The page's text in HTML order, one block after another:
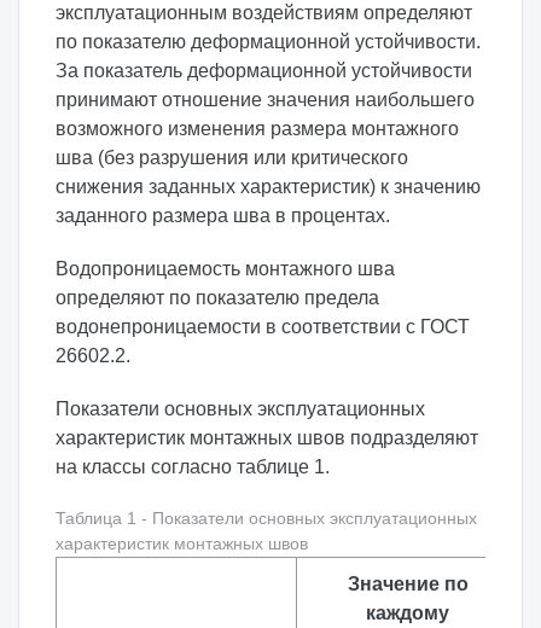
эксплуатационным воздействиям определяют
по показателю деформационной устойчивости.
За показатель деформационной устойчивости
принимают отношение значения наибольшего
возможного изменения размера монтажного
шва (без разрушения или критического
снижения заданных характеристик) к значению
заданного размера шва в процентах.
Водопроницаемость монтажного шва
определяют по показателю предела
водонепроницаемости в соответствии с ГОСТ
26602.2.
Показатели основных эксплуатационных
характеристик монтажных швов подразделяют
на классы согласно таблице 1.
Таблица 1 - Показатели основных эксплуатационных
характеристик монтажных швов
Значение по
каждому